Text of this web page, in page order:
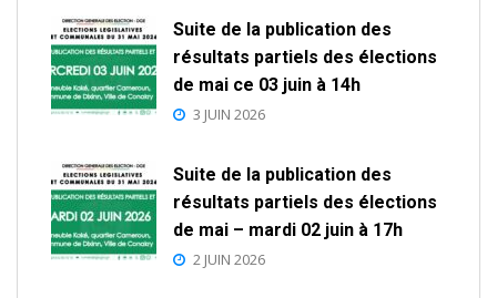
Suite de la publication des
résultats partiels des élections
de mai ce 03 juin à 14h
3 JUIN 2026
Suite de la publication des
résultats partiels des élections
de mai – mardi 02 juin à 17h
2 JUIN 2026